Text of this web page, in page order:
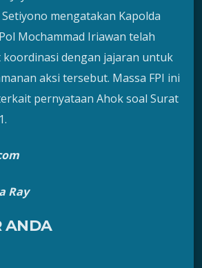
Setiyono mengatakan Kapolda
Mochammad Iriawan telah
dengan jajaran untuk
aksi tersebut. Massa FPI ini
pernyataan Ahok soal Surat
Ray
ANDA